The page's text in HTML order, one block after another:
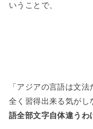
いうことで、
「アジアの言語は文
全く習得出来る気がし
語全部文字自体違うわ